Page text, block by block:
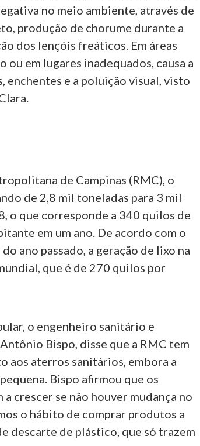
no meio ambiente, através de
produção de chorume durante a
dos lençóis freáticos. Em áreas
em lugares inadequados, causa a
enchentes e a poluição visual, visto
de Campinas (RMC), o
de 2,8 mil toneladas para 3 mil
o que corresponde a 340 quilos de
em um ano. De acordo com o
ano passado, a geração de lixo na
que é de 270 quilos por
o engenheiro sanitário e
Bispo, disse que a RMC tem
aos aterros sanitários, embora a
Bispo afirmou que os
crescer se não houver mudança no
o hábito de comprar produtos a
descarte de plástico, que só trazem